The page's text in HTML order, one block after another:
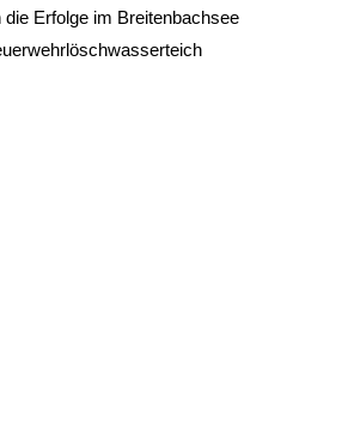
Erfolge im Breitenbachsee